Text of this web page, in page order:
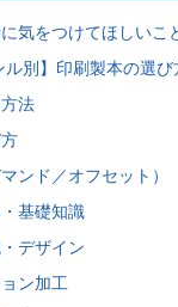
気をつけてほしいこ
ル別】印刷製本の選
法
ンド／オフセット）
基礎知識
デザイン
ン加工